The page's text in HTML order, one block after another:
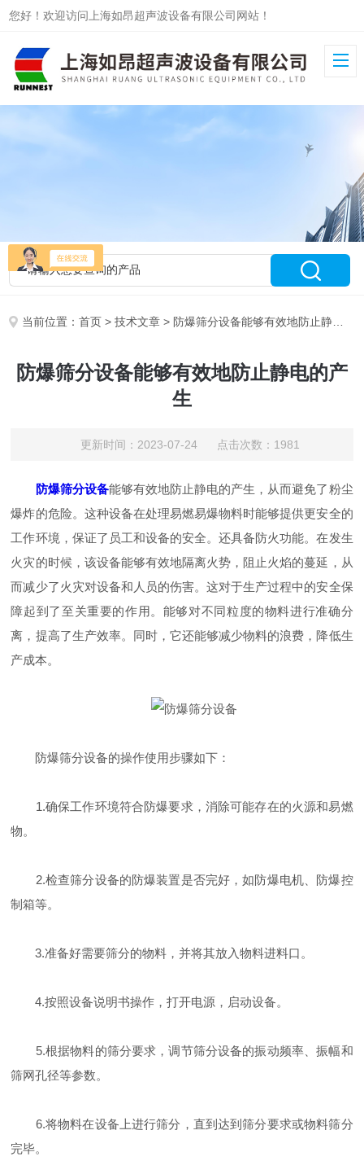
您好！欢迎访问上海如昂超声波设备有限公司网站！
当前位置：首页 >技术文章 > 防爆筛分设备能够有效地防止静电的产生
防爆筛分设备能够有效地防止静电的产
生
更新时间：2023-07-24 点击次数：1981
防爆筛分设备能够有效地防止静电的产生，从而避免了粉尘
爆炸的危险。这种设备在处理易燃易爆物料时能够提供更安全的
工作环境，保证了员工和设备的安全。还具备防火功能。在发生
火灾的时候，该设备能够有效地隔离火势，阻止火焰的蔓延，从
而减少了火灾对设备和人员的伤害。这对于生产过程中的安全保
障起到了至关重要的作用。能够对不同粒度的物料进行准确分
离，提高了生产效率。同时，它还能够减少物料的浪费，降低生
产成本。
防爆筛分设备的操作使用步骤如下：
1.确保工作环境符合防爆要求，消除可能存在的火源和易燃
物。
2.检查筛分设备的防爆装置是否完好，如防爆电机、防爆控
制箱等。
3.准备好需要筛分的物料，并将其放入物料进料口。
4.按照设备说明书操作，打开电源，启动设备。
5.根据物料的筛分要求，调节筛分设备的振动频率、振幅和
筛网孔径等参数。
6.将物料在设备上进行筛分，直到达到筛分要求或物料筛分
完毕。